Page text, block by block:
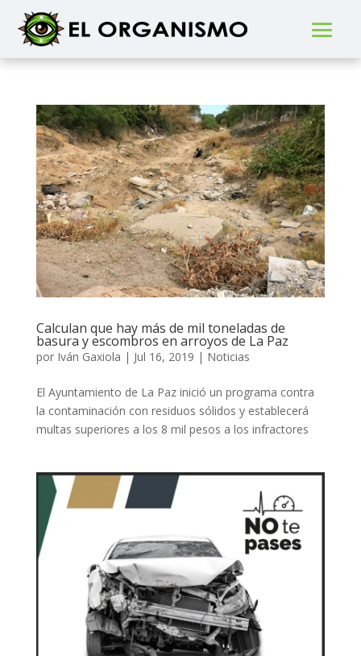
Calculan que hay más de mil toneladas de
basura y escombros en arroyos de La Paz
por Iván Gaxiola | Jul 16, 2019 | Noticias
El Ayuntamiento de La Paz inició un programa contra
la contaminación con residuos sólidos y establecerá
multas superiores a los 8 mil pesos a los infractores